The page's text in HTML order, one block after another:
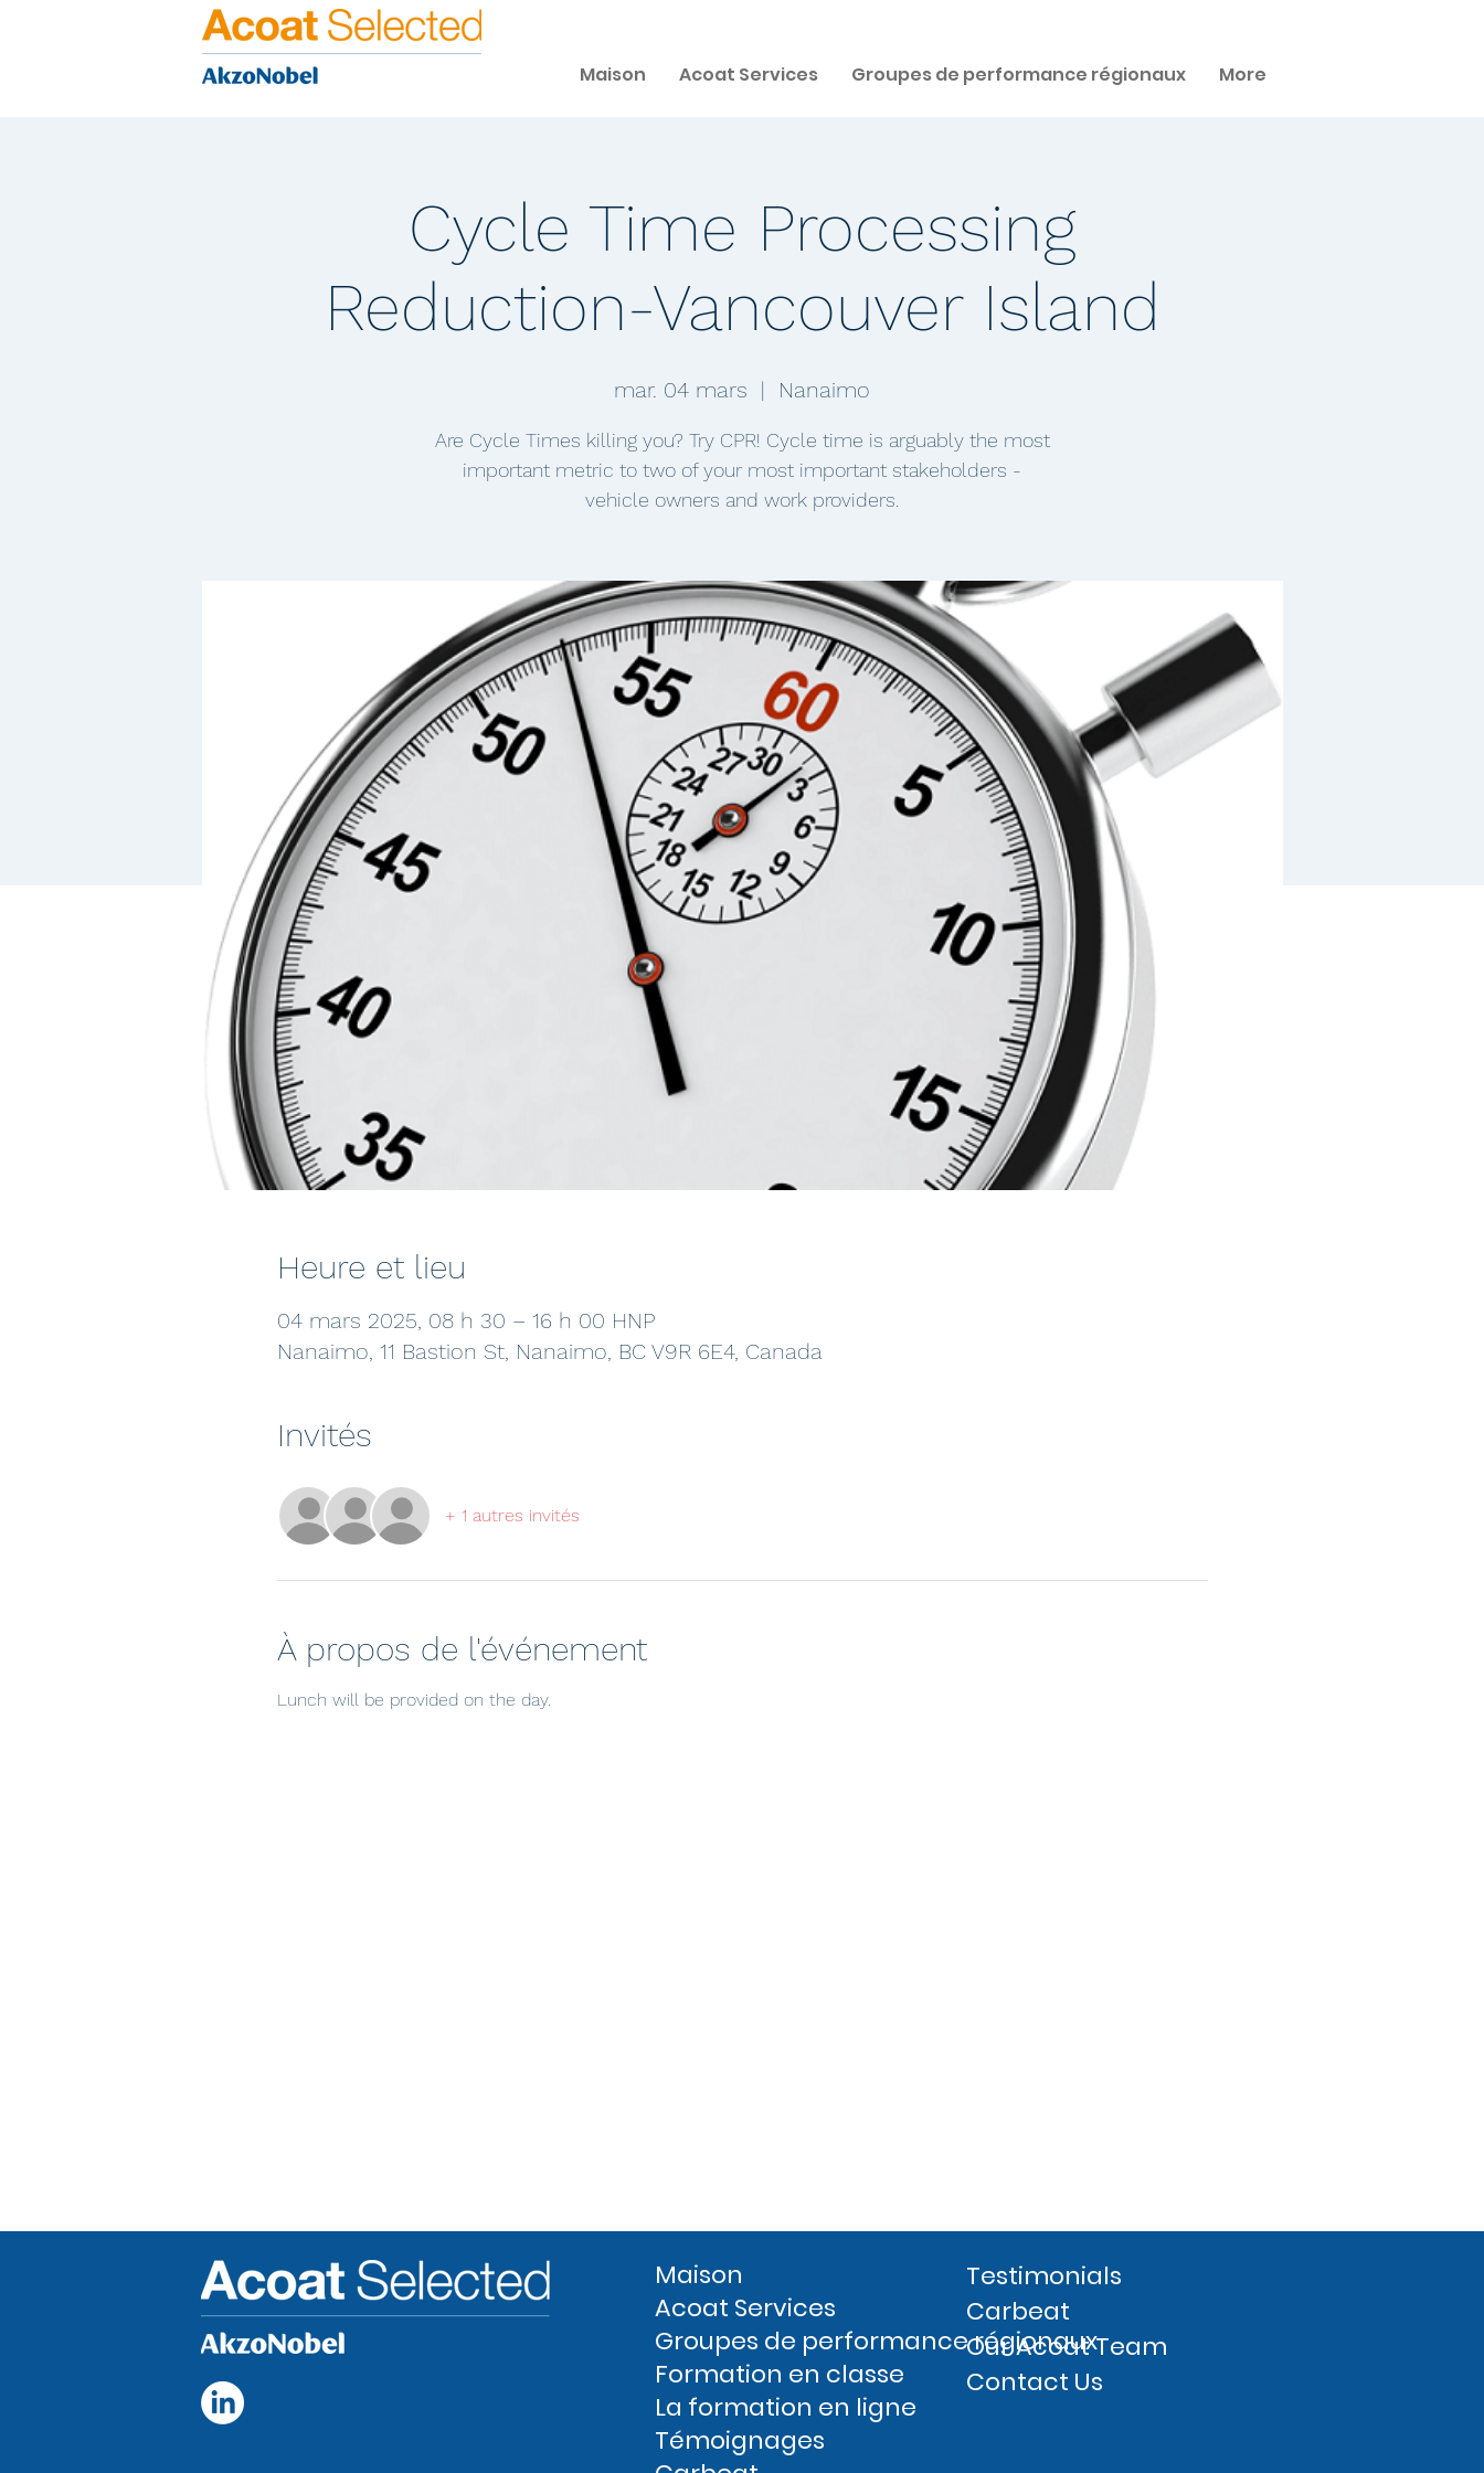
Maison Acoat Services Groupes de performance régionaux More
Cycle Time Processing
Reduction-Vancouver Island
mar. 04 mars
  |
Nanaimo
Are Cycle Times killing you? Try CPR! Cycle time is arguably the most
important metric to two of your most important stakeholders -
vehicle owners and work providers.
Heure et lieu
04 mars 2025, 08 h 30 – 16 h 00 HNP
Nanaimo, 11 Bastion St, Nanaimo, BC V9R 6E4, Canada
Invités
+ 1 autres invités
À propos de l'événement
Lunch will be provided on the day.
Maison
Acoat Services
Groupes de performance régionaux
Formation en classe
La formation en ligne
Témoignages
Testimonials
Carbeat
Our Acoat Team
Contact Us